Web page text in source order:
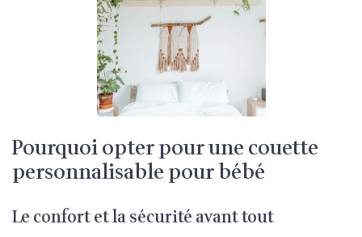
Pourquoi opter pour une couette
personnalisable pour bébé
Le confort et la sécurité avant tout